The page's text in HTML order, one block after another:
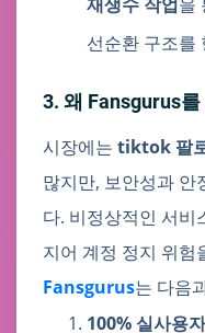
선순환 구조를
3. 왜 Fansgurus
시장에는 tiktok 팔
많지만, 보안성과 안
다. 비정상적인 서비
지어 계정 정지 위험
Fansgurus는 다음
100% 실사용